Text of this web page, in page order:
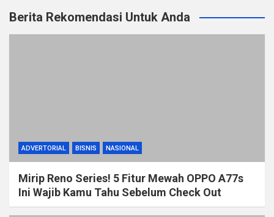
Berita Rekomendasi Untuk Anda
ADVERTORIAL BISNIS NASIONAL
Mirip Reno Series! 5 Fitur Mewah OPPO A77s
Ini Wajib Kamu Tahu Sebelum Check Out